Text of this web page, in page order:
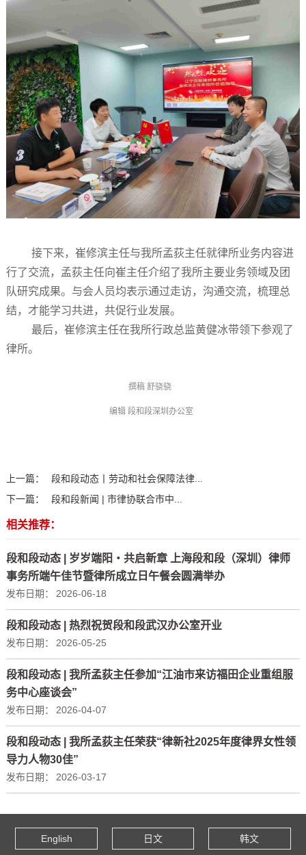
接下来，崔修滨主任与我所孟荻主任就律所业务内容进
行了交流，孟荻主任向崔主任介绍了我所主要业务领域及团
队研究成果。与会人员均表示通过走访，沟通交流，梳理总
结，才能学习共进，共促行业发展。
最后，崔修滨主任在我所行政总监黄健冰带领下参观了
律所。
撰稿 舒骁骁
编辑 段和段深圳办公室
上一篇：
段和段动态丨劳动和社会保障法律...
下一篇：
段和段新闻 | 市律协联合市中...
相关推荐：
段和段动态 | 岁岁端阳・共启新章 上海段和段（深圳）律师
事务所端午佳节暨律所成立日午餐会圆满举办
发布日期： 2026-06-18
段和段动态 | 热烈祝贺段和段武汉办公室开业
发布日期： 2026-05-25
段和段动态 | 我所孟荻主任参加“江油市来访福田企业重组服
务中心座谈会”
发布日期： 2026-04-07
段和段动态 | 我所孟荻主任荣获“律新社2025年度律界女性领
导力人物30佳”
发布日期： 2026-03-17
English 日文 韩文